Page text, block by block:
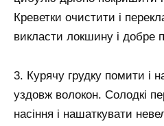
Креветки очистити і
викласти локшину і добре
3. Курячу грудку помити і
уздовж волокон. Солодкі
насіння і нашаткувати